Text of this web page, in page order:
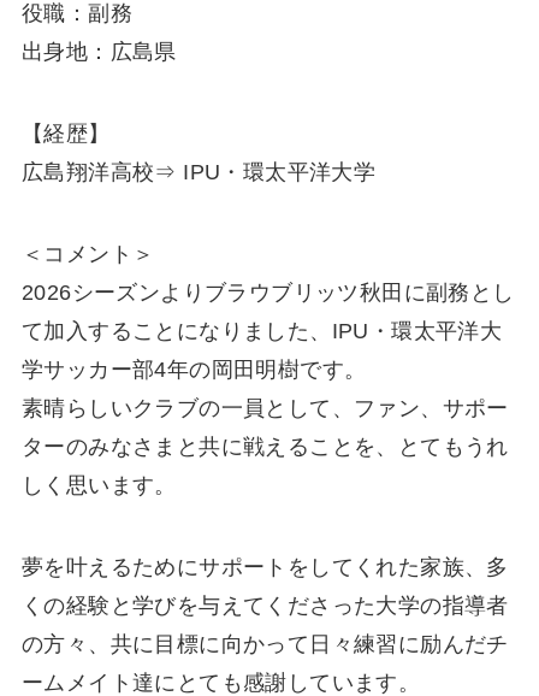
役職：副務
出身地：広島県
【経歴】
広島翔洋高校⇒ IPU・環太平洋大学
＜コメント＞
2026シーズンよりブラウブリッツ秋田に副務とし
て加入することになりました、IPU・環太平洋大
学サッカー部4年の岡田明樹です。
素晴らしいクラブの一員として、ファン、サポー
ターのみなさまと共に戦えることを、とてもうれ
しく思います。
夢を叶えるためにサポートをしてくれた家族、多
くの経験と学びを与えてくださった大学の指導者
の方々、共に目標に向かって日々練習に励んだチ
ームメイト達にとても感謝しています。